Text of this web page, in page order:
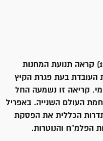
מאז שנות המרד הערבי (1939-1936) קראה תנועת המחנות
העובדת בעת פגרת הקיץ
קריאה זו נשמעה החל
העולם השנייה. באפריל
הכללית את הפסקת
הפלמ"ח והנוטרות.